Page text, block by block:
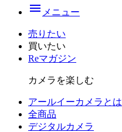
menu メニュー
売りたい
買いたい
Reマガジン
カメラを楽しむ
アールイーカメラとは
全商品
デジタルカメラ